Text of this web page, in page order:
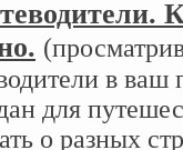
в ваш
для
о разных